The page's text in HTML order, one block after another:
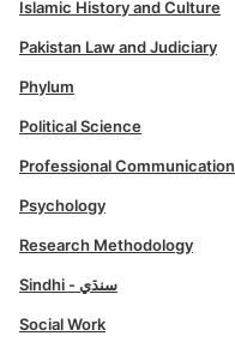
Islamic History and Culture
Pakistan Law and Judiciary
Phylum
Political Science
Professional Communication
Psychology
Research Methodology
Sindhi - سنڌي
Social Work